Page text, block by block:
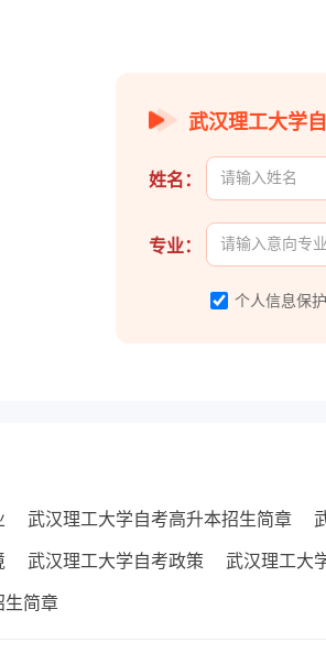
武汉理工大学
姓名：
专业：
个人信息保
武汉理工大学自考高升本招生简章
武汉理工大学自考政策 武汉理工大
生简章